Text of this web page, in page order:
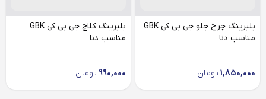
بلبرینگ چرخ جلو جی بی کی GBK
مناسب دنا
1,850,000 تومان
بلبرینگ کلاچ جی بی کی GBK
مناسب دنا
990,000 تومان